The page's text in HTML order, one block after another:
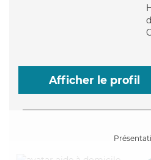
Afficher le profil